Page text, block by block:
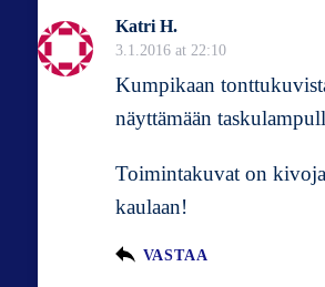
Katri H.
3.1.2016 at 22:10
Kumpikaan
näyttämään
Toimintakuvat on
kaulaan!
VASTAA